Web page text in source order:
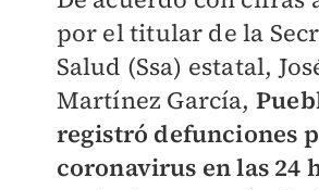
por el titular de la
Salud (Ssa) estatal,
Martínez García,
registró defunciones
coronavirus en las 24